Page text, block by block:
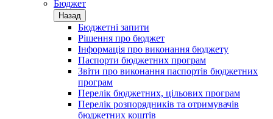
Бюджет
Назад
Бюджетні запити
Рішення про бюджет
Інформація про виконання бюджету
Паспорти бюджетних програм
Звіти про виконання паспортів бюджетних
програм
Перелік бюджетних, цільових програм
Перелік розпорядників та отримувачів
бюджетних коштів